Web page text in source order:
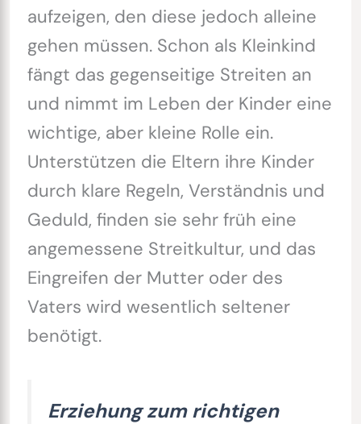
aufzeigen, den diese jedoch alleine
gehen müssen. Schon als Kleinkind
fängt das gegenseitige Streiten an
und nimmt im Leben der Kinder eine
wichtige, aber kleine Rolle ein.
Unterstützen die Eltern ihre Kinder
durch klare Regeln, Verständnis und
Geduld, finden sie sehr früh eine
angemessene Streitkultur, und das
Eingreifen der Mutter oder des
Vaters wird wesentlich seltener
benötigt.
Erziehung zum richtigen